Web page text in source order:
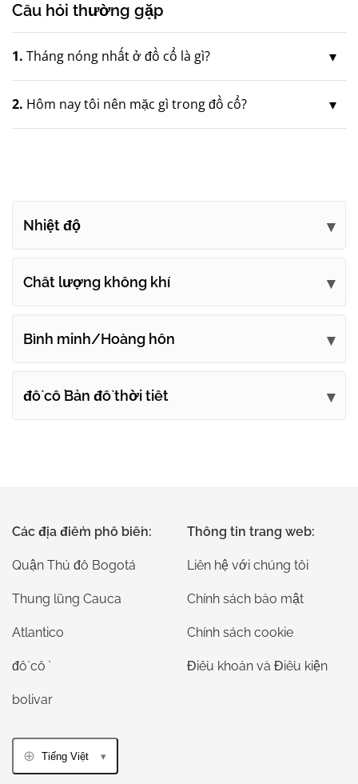
Câu hỏi thường gặp
1. Tháng nóng nhất ở đồ cổ là gì?
2. Hôm nay tôi nên mặc gì trong đồ cổ?
Nhiệt độ
Chất lượng không khí
Bình minh/Hoàng hôn
đồ cổ Bản đồ thời tiết
Các địa điểm phổ biến:
Quận Thủ đô Bogotá
Thung lũng Cauca
Atlantico
đồ cổ
bolivar
Thông tin trang web:
Liên hệ với chúng tôi
Chính sách bảo mật
Chính sách cookie
Điều khoản và Điều kiện
Tiếng Việt